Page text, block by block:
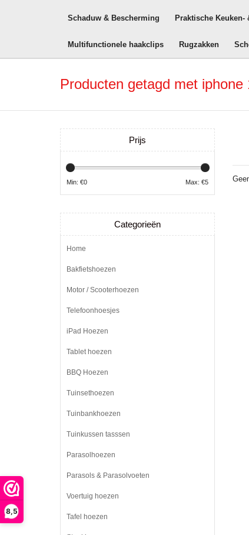
8,5
Schaduw & Bescherming Praktische Keuken-
Multifunctionele haakclips Rugzakken
Producten getagd met
Prijs
Min: €0 Max: €5
Categorieën
Home
Bakfietshoezen
Motor / Scooterhoezen
Telefoonhoesjes
iPad Hoezen
Tablet hoezen
BBQ Hoezen
Tuinsethoezen
Tuinbankhoezen
Tuinkussen tasssen
Parasolhoezen
Parasols & Parasolvoeten
Voertuig hoezen
Tafel hoezen